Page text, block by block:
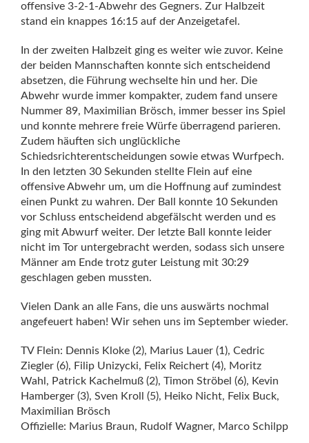
offensive 3-2-1-Abwehr des Gegners. Zur Halbzeit
stand ein knappes 16:15 auf der Anzeigetafel.
In der zweiten Halbzeit ging es weiter wie zuvor. Keine
der beiden Mannschaften konnte sich entscheidend
absetzen, die Führung wechselte hin und her. Die
Abwehr wurde immer kompakter, zudem fand unsere
Nummer 89, Maximilian Brösch, immer besser ins Spiel
und konnte mehrere freie Würfe überragend parieren.
Zudem häuften sich unglückliche
Schiedsrichterentscheidungen sowie etwas Wurfpech.
In den letzten 30 Sekunden stellte Flein auf eine
offensive Abwehr um, um die Hoffnung auf zumindest
einen Punkt zu wahren. Der Ball konnte 10 Sekunden
vor Schluss entscheidend abgefälscht werden und es
ging mit Abwurf weiter. Der letzte Ball konnte leider
nicht im Tor untergebracht werden, sodass sich unsere
Männer am Ende trotz guter Leistung mit 30:29
geschlagen geben mussten.
Vielen Dank an alle Fans, die uns auswärts nochmal
angefeuert haben! Wir sehen uns im September wieder.
TV Flein: Dennis Kloke (2), Marius Lauer (1), Cedric
Ziegler (6), Filip Unizycki, Felix Reichert (4), Moritz
Wahl, Patrick Kachelmuß (2), Timon Ströbel (6), Kevin
Hamberger (3), Sven Kroll (5), Heiko Nicht, Felix Buck,
Maximilian Brösch
Offizielle: Marius Braun, Rudolf Wagner, Marco Schilpp